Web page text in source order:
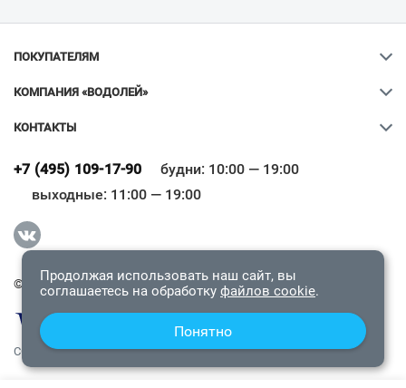
ПОКУПАТЕЛЯМ
КОМПАНИЯ «ВОДОЛЕЙ»
КОНТАКТЫ
+7 (495) 109-17-90
будни: 10:00 — 19:00
выходные: 11:00 — 19:00
© 2009-2026 «Водолей Онлайн». Все права защищены.
СОГЛАШЕНИЕ О КОНФИДЕНЦИАЛЬНОСТИ
Всё верно
Продолжая использовать наш сайт, вы
соглашаетесь на обработку файлов cookie.
Понятно